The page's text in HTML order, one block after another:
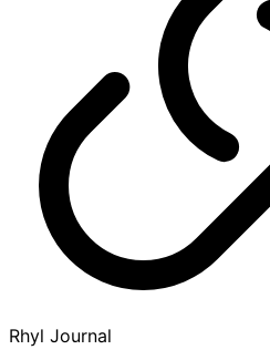
Rhyl Journal